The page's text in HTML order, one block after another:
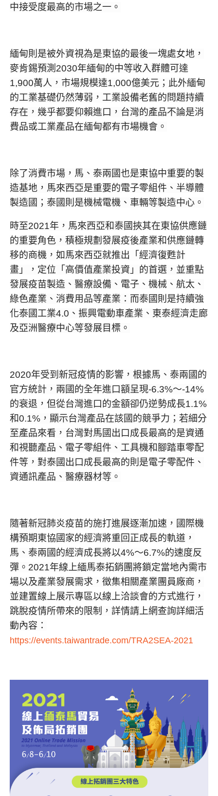
中接受度最高的市場之一。
緬甸則是被外資視為是東協的最後一塊處女地，
麥肯錫預測2030年緬甸的中等收入群體可達
1,900萬人， 市場規模達1,000億美元；此外緬甸
的工業基礎仍然薄弱，工業設備老舊的問題持續
存在，幾乎都要仰賴進口，台灣的產品不論是消
費品或工業產品在緬甸都有市場機會。
除了消費市場，馬、泰兩國也是東協中重要的製
造基地，馬來西亞是重要的電子零組件、半導體
製造國； 泰國則是機械電機、車輛等製造中心。
時至2021年，馬來西亞和泰國挾其在東協供應鏈
的重要角色，積極規劃發展疫後產業和供應鏈轉
移的商機，如馬來西亞就推出「經濟復甦計
畫」，定位「高價值產業投資」的首選，並重點
發展疫苗製造、醫療設備、電子、機械、航太、
綠色產業、消費用品等產業：而泰國則是持續強
化泰國工業4.0、振興電動車產業、東泰經濟走廊
及亞洲醫療中心等發展目標。
2020年受到新冠疫情的影響，根據馬、泰兩國的
官方統計，兩國的全年進口額呈現-6.3%～-14%
的衰退，但從台灣進口的金額卻仍逆勢成長1.1%
和0.1%，顯示台灣產品在該國的競爭力；若細分
至產品來看，台灣對馬國出口成長最高的是資通
和視聽產品、電子零組件、工具機和腳踏車零配
件等，對泰國出口成長最高的則是電子零配件、
資通訊產品、醫療器材等。
隨著新冠肺炎疫苗的施打進展逐漸加速，國際機
構預期東協國家的經濟將重回正成長的軌道，
馬、泰兩國的經濟成長將以4%～6.7%的速度反
彈。2021年線上緬馬泰拓銷團將鎖定當地內需市
場以及產業發展需求，徵集相關產業團員廠商，
並建置線上展示專區以線上洽談會的方式進行，
跳脫疫情所帶來的限制，詳情請上網查詢詳細活
動內容：
https://events.taiwantrade.com/TRA2SEA-2021